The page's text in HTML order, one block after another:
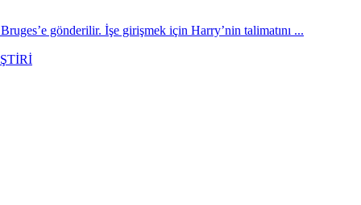
gönderilir. İşe girişmek için Harry’nin talimatını ...